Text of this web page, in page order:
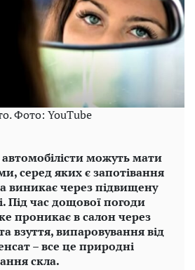
Фото: YouTube
можуть мати
серед яких є запотівання
виникає через підвищену
Під час дощової погоди
проникає в салон через
взуття, випаровування від
– все це природні
скла.